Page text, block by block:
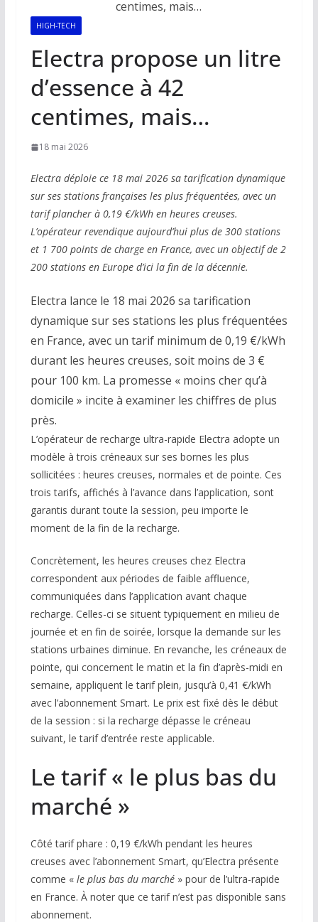
HIGH-TECH
Electra propose un litre
d’essence à 42
centimes, mais…
18 mai 2026
Electra déploie ce 18 mai 2026 sa tarification dynamique
sur ses stations françaises les plus fréquentées, avec un
tarif plancher à 0,19 €/kWh en heures creuses.
L’opérateur revendique aujourd’hui plus de 300 stations
et 1 700 points de charge en France, avec un objectif de 2
200 stations en Europe d’ici la fin de la décennie.
Electra lance le 18 mai 2026 sa tarification
dynamique sur ses stations les plus fréquentées
en France, avec un tarif minimum de 0,19 €/kWh
durant les heures creuses, soit moins de 3 €
pour 100 km. La promesse « moins cher qu’à
domicile » incite à examiner les chiffres de plus
près.
L’opérateur de recharge ultra-rapide Electra adopte un
modèle à trois créneaux sur ses bornes les plus
sollicitées : heures creuses, normales et de pointe. Ces
trois tarifs, affichés à l’avance dans l’application, sont
garantis durant toute la session, peu importe le
moment de la fin de la recharge.
Concrètement, les heures creuses chez Electra
correspondent aux périodes de faible affluence,
communiquées dans l’application avant chaque
recharge. Celles-ci se situent typiquement en milieu de
journée et en fin de soirée, lorsque la demande sur les
stations urbaines diminue. En revanche, les créneaux de
pointe, qui concernent le matin et la fin d’après-midi en
semaine, appliquent le tarif plein, jusqu’à 0,41 €/kWh
avec l’abonnement Smart. Le prix est fixé dès le début
de la session : si la recharge dépasse le créneau
suivant, le tarif d’entrée reste applicable.
Le tarif « le plus bas du
marché »
Côté tarif phare : 0,19 €/kWh pendant les heures
creuses avec l’abonnement Smart, qu’Electra présente
comme « le plus bas du marché» pour de l’ultra-rapide
en France. À noter que ce tarif n’est pas disponible sans
abonnement.